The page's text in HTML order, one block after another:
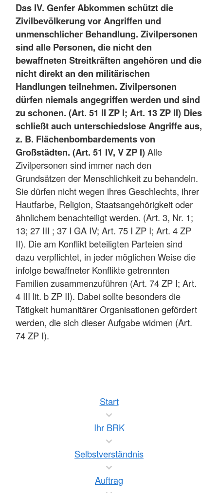
Das IV. Genfer Abkommen schützt die
Zivilbevölkerung vor Angriffen und
unmenschlicher Behandlung. Zivilpersonen
sind alle Personen, die nicht den
bewaffneten Streitkräften angehören und die
nicht direkt an den militärischen
Handlungen teilnehmen. Zivilpersonen
dürfen niemals angegriffen werden und sind
zu schonen. (Art. 51 II ZP I; Art. 13 ZP II) Dies
schließt auch unterschiedslose Angriffe aus,
z. B. Flächenbombardements von
Großstädten. (Art. 51 IV, V ZP I)Alle
Zivilpersonen sind immer nach den
Grundsätzen der Menschlichkeit zu behandeln.
Sie dürfen nicht wegen ihres Geschlechts, ihrer
Hautfarbe, Religion, Staatsangehörigkeit oder
ähnlichem benachteiligt werden. (Art. 3, Nr. 1;
13; 27 III ; 37 I GA IV; Art. 75 I ZP I; Art. 4 ZP
II). Die am Konflikt beteiligten Parteien sind
dazu verpflichtet, in jeder möglichen Weise die
infolge bewaffneter Konflikte getrennten
Familien zusammenzuführen (Art. 74 ZP I; Art.
4 III lit. b ZP II). Dabei sollte besonders die
Tätigkeit humanitärer Organisationen gefördert
werden, die sich dieser Aufgabe widmen (Art.
74 ZP I).
Start
Ihr BRK
Selbstverständnis
Auftrag